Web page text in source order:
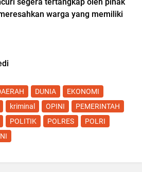
segera tertangkap oleh pihak
warga yang memiliki
DUNIA
EKONOMI
kriminal OPINI
PEMERINTAH
POLITIK POLRES
POLRI